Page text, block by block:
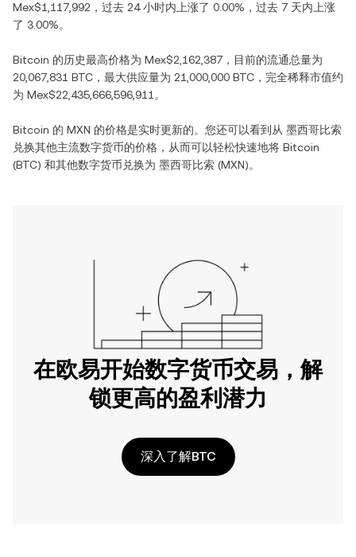
Mex$1,117,992 ，过去 24 小时内 上涨了 0.00% ，过去 7 天内 上涨
了 3.00%。
Bitcoin 的历史最高价格为 Mex$2,162,387 ，目前的流通总量为
20,067,831 BTC ，最大供应量为 21,000,000 BTC ，完全稀释市值约
为 Mex$22,435,666,596,911 。
Bitcoin 的 MXN 的价格是实时更新的。您还可以看到从 墨西哥比索
兑换其他主流数字货币的价格，从而可以轻松快速地将 Bitcoin
(BTC) 和其他数字货币兑换为 墨西哥比索 (MXN)。
在欧易开始数字货币交易，解
锁更高的盈利潜力
深入了解BTC